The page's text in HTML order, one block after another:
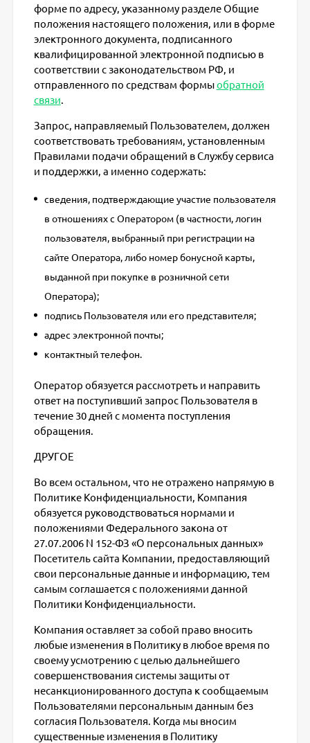
форме по адресу, указанному разделе Общие
положения настоящего положения, или в форме
электронного документа, подписанного
квалифицированной электронной подписью в
соответствии с законодательством РФ, и
отправленного по средствам формыобратной
связи.
Запрос, направляемый Пользователем, должен
соответствовать требованиям, установленным
Правилами подачи обращений в Службу сервиса
и поддержки, а именно содержать:
сведения, подтверждающие участие пользователя
в отношениях с Оператором (в частности, логин
пользователя, выбранный при регистрации на
сайте Оператора, либо номер бонусной карты,
выданной при покупке в розничной сети
Оператора);
подпись Пользователя или его представителя;
адрес электронной почты;
контактный телефон.
Оператор обязуется рассмотреть и направить
ответ на поступивший запрос Пользователя в
течение 30 дней с момента поступления
обращения.
ДРУГОЕ
Во всем остальном, что не отражено напрямую в
Политике Конфиденциальности, Компания
обязуется руководствоваться нормами и
положениями Федерального закона от
27.07.2006 N 152-ФЗ «О персональных данных»
Посетитель сайта Компании, предоставляющий
свои персональные данные и информацию, тем
самым соглашается с положениями данной
Политики Конфиденциальности.
Компания оставляет за собой право вносить
любые изменения в Политику в любое время по
своему усмотрению с целью дальнейшего
совершенствования системы защиты от
несанкционированного доступа к сообщаемым
Пользователями персональным данным без
согласия Пользователя. Когда мы вносим
существенные изменения в Политику